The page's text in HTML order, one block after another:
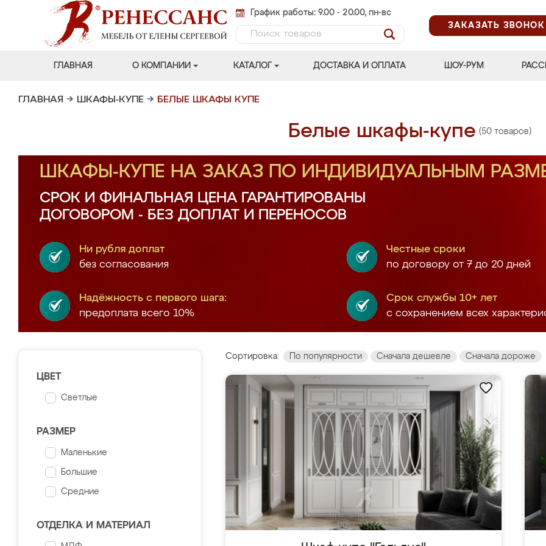
График работы: 9.00 - 20.00, пн-вс
ЗАКАЗАТЬ ЗВОНОК
ГЛАВНАЯ О КОМПАНИИ КАТАЛОГ ДОСТАВКА И ОПЛАТА ШОУ-РУМ
ГЛАВНАЯ → ШКАФЫ-КУПЕ → БЕЛЫЕ ШКАФЫ КУПЕ
Белые шкафы-купе (50 товаров)
ШКАФЫ-КУПЕ НА ЗАКАЗ ПО ИНДИВИДУАЛЬНЫМ
СРОК И ФИНАЛЬНАЯ ЦЕНА ГАРАНТИРОВАНЫ
ДОГОВОРОМ - БЕЗ ДОПЛАТ И ПЕРЕНОСОВ
Ни рубля доплат
без согласования
Честные сроки
по договору от 7 до 20 дней
Надёжность с первого шага:
предоплата всего 10%
Срок службы 10+ лет
с сохранением всех
ЦВЕТ
Светлые
РАЗМЕР
Маленькие
Большие
Средние
ОТДЕЛКА И МАТЕРИАЛ
Сортировка: По популярности Сначала дешевле Сначала дороже